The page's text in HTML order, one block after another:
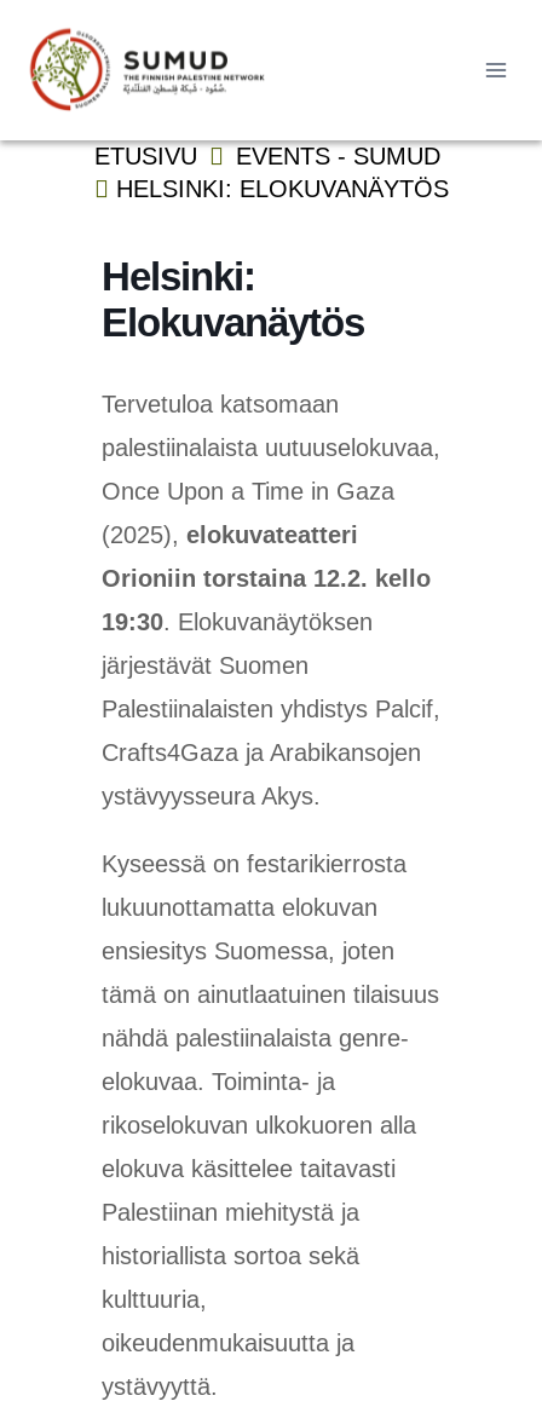
sisältöön
Haku:
ETUSIVU
EVENTS - SUMUD
HELSINKI: ELOKUVANÄYTÖS
Helsinki:
Elokuvanäytös
Tervetuloa katsomaan
palestiinalaista uutuuselokuvaa,
Once Upon a Time in Gaza
(2025), elokuvateatteri
Orioniin torstaina 12.2. kello
19:30. Elokuvanäytöksen
järjestävät Suomen
Palestiinalaisten yhdistys Palcif,
Crafts4Gaza ja Arabikansojen
ystävyysseura Akys.
Kyseessä on festarikierrosta
lukuunottamatta elokuvan
ensiesitys Suomessa, joten
tämä on ainutlaatuinen tilaisuus
nähdä palestiinalaista genre-
elokuvaa. Toiminta- ja
rikoselokuvan ulkokuoren alla
elokuva käsittelee taitavasti
Palestiinan miehitystä ja
historiallista sortoa sekä
kulttuuria,
oikeudenmukaisuutta ja
ystävyyttä.